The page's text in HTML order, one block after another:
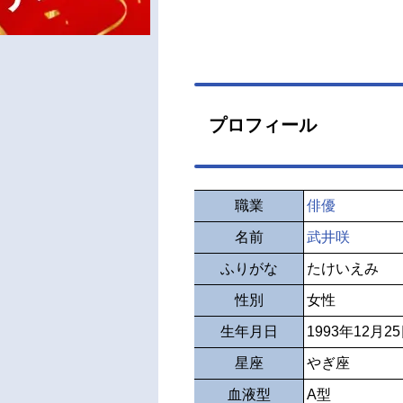
プロフィール
職業 俳優
名前 武井咲
ふりがな たけいえみ
性別 女性
生年月日 1993年12月25
星座 やぎ座
血液型 A型